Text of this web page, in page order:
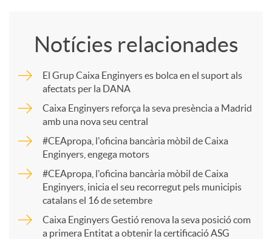
p
a
r
t
Notícies relacionades
El Grup Caixa Enginyers es bolca en el suport als
afectats per la DANA
Caixa Enginyers reforça la seva presència a Madrid
amb una nova seu central
#CEApropa, l'oficina bancària mòbil de Caixa
Enginyers, engega motors
#CEApropa, l'oficina bancària mòbil de Caixa
Enginyers, inicia el seu recorregut pels municipis
catalans el 16 de setembre
Caixa Enginyers Gestió renova la seva posició com
a primera Entitat a obtenir la certificació ASG